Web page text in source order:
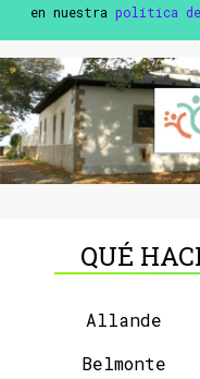
en nuestra política
QUÉ
Allande
Belmonte